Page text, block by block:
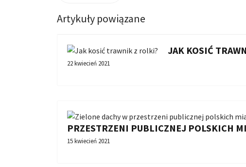
Artykuły powiązane
JAK KOSIĆ
22 kwiecień 2021
PRZESTRZENI PUBLICZNEJ POLSKICH
15 kwiecień 2021